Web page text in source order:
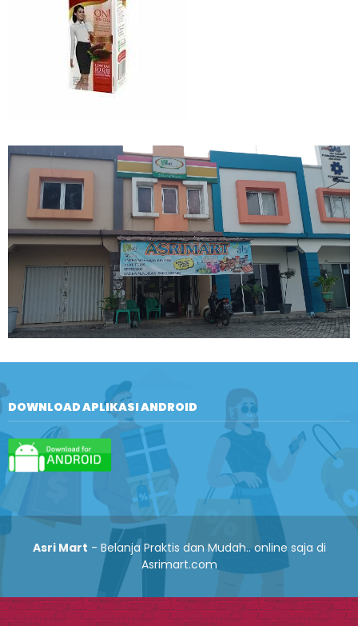
DOWNLOAD APLIKASI ANDROID
Asri Mart - Belanja Praktis dan Mudah.. online saja di
Asrimart.com